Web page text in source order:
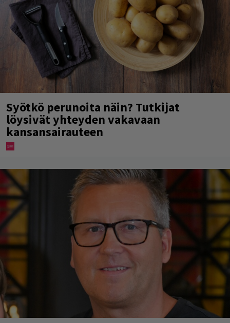
Syötkö perunoita näin? Tutkijat
löysivät yhteyden vakavaan
kansansairauteen